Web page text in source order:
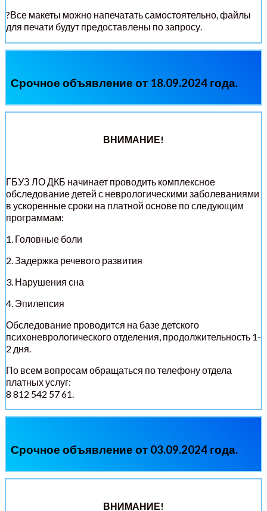
?Все макеты можно напечатать самостоятельно, файлы
для печати будут предоставлены по запросу.
Срочное объявление от 18.09.2024 года.
ВНИМАНИЕ!
ГБУЗ ЛО ДКБ начинает проводить комплексное
обследование детей с неврологическими заболеваниями
в ускоренные сроки на платной основе по следующим
программам:
1. Головные боли
2. Задержка речевого развития
3. Нарушения сна
4. Эпилепсия
Обследование проводится на базе детского
психоневрологического отделения, продолжительность 1-
2 дня.
По всем вопросам обращаться по телефону отдела
платных услуг:
8 812 542 57 61.
Срочное объявление от 03.09.2024 года.
ВНИМАНИЕ!